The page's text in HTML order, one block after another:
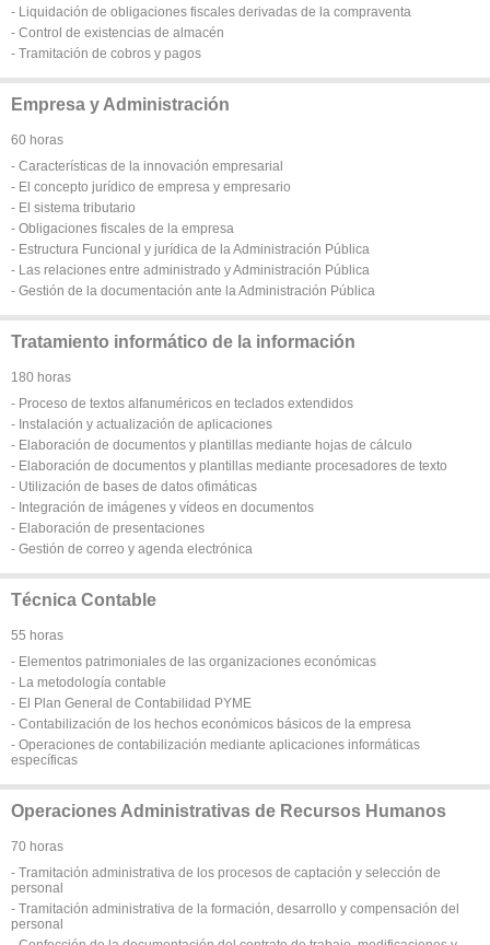
- Liquidación de obligaciones fiscales derivadas de la compraventa
- Control de existencias de almacén
- Tramitación de cobros y pagos
Empresa y Administración
60 horas
- Características de la innovación empresarial
- El concepto jurídico de empresa y empresario
- El sistema tributario
- Obligaciones fiscales de la empresa
- Estructura Funcional y jurídica de la Administración Pública
- Las relaciones entre administrado y Administración Pública
- Gestión de la documentación ante la Administración Pública
Tratamiento informático de la información
180 horas
- Proceso de textos alfanuméricos en teclados extendidos
- Instalación y actualización de aplicaciones
- Elaboración de documentos y plantillas mediante hojas de cálculo
- Elaboración de documentos y plantillas mediante procesadores de texto
- Utilización de bases de datos ofimáticas
- Integración de imágenes y vídeos en documentos
- Elaboración de presentaciones
- Gestión de correo y agenda electrónica
Técnica Contable
55 horas
- Elementos patrimoniales de las organizaciones económicas
- La metodología contable
- El Plan General de Contabilidad PYME
- Contabilización de los hechos económicos básicos de la empresa
- Operaciones de contabilización mediante aplicaciones informáticas
específicas
Operaciones Administrativas de Recursos Humanos
70 horas
- Tramitación administrativa de los procesos de captación y selección de
personal
- Tramitación administrativa de la formación, desarrollo y compensación del
personal